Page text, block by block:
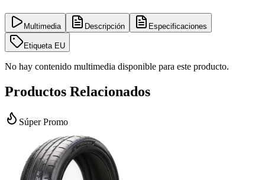
Multimedia Descripción Especificaciones
Etiqueta EU
No hay contenido multimedia disponible para este producto.
Productos Relacionados
Súper Promo